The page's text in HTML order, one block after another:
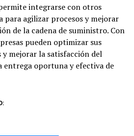
integrarse con otros
para agilizar procesos y mejorar
de la cadena de suministro. Con
pueden optimizar sus
mejorar la satisfacción del
oportuna y efectiva de